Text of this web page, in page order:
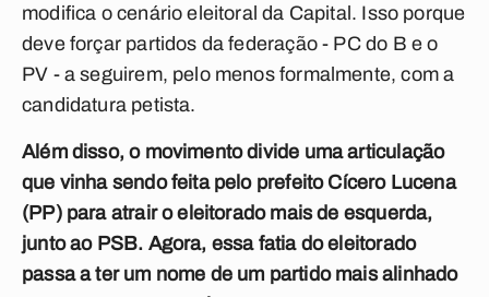
modifica o cenário eleitoral da Capital. Isso porque
deve forçar partidos da federação - PC do B e o
PV - a seguirem, pelo menos formalmente, com a
candidatura petista.
Além disso, o movimento divide uma articulação
que vinha sendo feita pelo prefeito Cícero Lucena
(PP) para atrair o eleitorado mais de esquerda,
junto ao PSB. Agora, essa fatia do eleitorado
passa a ter um nome de um partido mais alinhado